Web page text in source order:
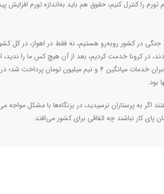
را کنترل کنیم، حقوق هم باید به‌اندازه تورم افزایش
جنگی در کشور روبه‌رو هستیم، نه فقط در اهواز، در کل
آن سر کار بودند، اضافه هم آمدند؛ زمان جبران خدمات
بود.
اگر به پرستاران نرسیدید، در بزنگاه‌ها با مشکل مواجه
پای کار نباشند چه اتفاقی برای کشور می‌افتد.